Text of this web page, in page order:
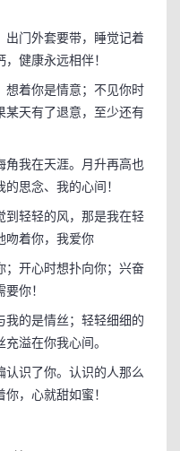
门外套要带，睡觉记着
健康永远相伴！
着你是情意；不见你时
某天有了退意，至少还有
我在天涯。月升再高也
思念、我的心间！
轻轻的风，那是我在轻
吻着你，我爱你
开心时想扑向你；兴奋
你！
的是情丝；轻轻细细的
溢在你我心间。
识了你。认识的人那么
，心就甜如蜜！